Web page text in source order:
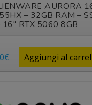
AURORA
– 32GB RAM –
16″ RTX 5060 8GB
€ Aggiungi al